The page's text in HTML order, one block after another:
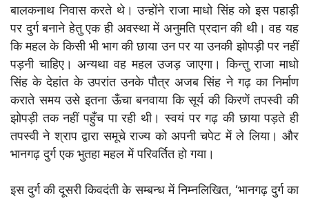
बालकनाथ निवास करते थे। उन्होंने राजा माधो सिंह को इस पहाड़ी
पर दुर्ग बनाने हेतु एक ही अवस्था में अनुमति प्रदान की थी। वह यह
कि महल के किसी भी भाग की छाया उन पर या उनकी झोपड़ी पर नहीं
पड़नी चाहिए। अन्यथा वह महल उजड़ जाएगा। किन्तु राजा माधो
सिंह के देहांत के उपरांत उनके पौत्र अजब सिंह ने गढ़ का निर्माण
कराते समय उसे इतना ऊँचा बनवाया कि सूर्य की किरणें तपस्वी की
झोपड़ी तक नहीं पहुँच पा रही थी। स्वयं पर गढ़ की छाया पड़ते ही
तपस्वी ने श्राप द्वारा समूचे राज्य को अपनी चपेट में ले लिया। और
भानगढ़ दुर्ग एक भुतहा महल में परिवर्तित हो गया।
इस दुर्ग की दूसरी किवदंती के सम्बन्ध में निम्नलिखित, ‘भानगढ़ दुर्ग का